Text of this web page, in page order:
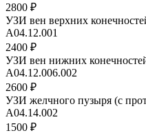
2800 ₽
УЗИ вен верхних
A04.12.001
2400 ₽
УЗИ вен нижних
А04.12.006.002
2600 ₽
УЗИ желчного пузыря (с
А04.14.002
1500 ₽